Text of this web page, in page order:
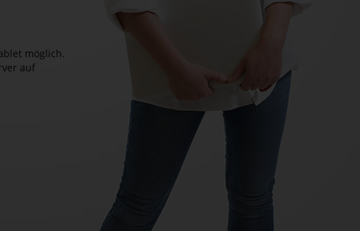
möglich.
auf